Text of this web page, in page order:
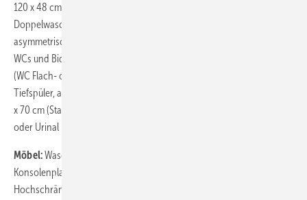
120 x 48 cm, 100 x 48 cm, 80 x 48 cm, 65 x 48 cm; Möbel-
Doppelwaschtisch 130 x 48 cm; Waschtisch/Möbelwaschtisch
asymmetrisch 100 x 48 cm, 80 x 48 cm (Becken links oder rechts);
WCs und Bidets als Wandversion 37 x 48 cm (WC-Tiefspüler), 37 x 54
(WC Flach- oder Tiefspüler, auch rimless) oder 37 x 62 cm (WC-
Tiefspüler, auch rimless) und bodenstehende Varianten 37 x 63 cm, 37
x 70 cm (Stand-WC mit Spülkasten/Tiefspüler), Urinale mit Wasserrand
oder Urinal Dry
Möbel:Waschtischblenden und -unterbauten; Ablageboard;
Konsolenplatten; Schubkastenablage; LED-Spiegelelemente;
Hochschränke; Wandboards; Möbel-Accessoire